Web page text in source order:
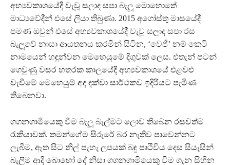
අභ්‍යවකාශයේදී වැවූ සලාද සපා බැලූ මොහොතේ
මාධ්‍යවේදීන් එසේ ලියා තිබුණා. 2015 අගෝස්තු මාසයේදී
පමණ ඔවුන් එසේ අභ්‍යවකාශයේදී වැවූ සලාද සපා රස
බැලූවේ නාසා ආයතනය කරමින් සිටින, ‘වෙජී’ නම් කෙටි
නාමයෙන් හඳුන්වන මෙහෙයුමේ දිගුවක් ලෙස. එතැන් පටන්
ගෙවුණු වසර හතරක කාලයේදී අභ්‍යවකාශයේ එළවළු
වැවීමේ මෙහෙයුම් අද දක්වා සාර්ථකව ඉදිරියට පැමිණ
තිබෙනවා.
ගගනගාමියෙකු වීම බැලූ බැල්මට ලොව තිබෙන රසවත්ම
රැකියාවක්. තමන්ගේම සිරුරේ බර නැතිව පාවෙන්නට
ලැබීම, ඈත සිට නිල් පැහැ ලපයක් බඳු පෘථිවිය දෙස සියැසින්
බැලීම ආදි බොහෝ දේ නිසා ගගනගාමියෙකු වීම ගැන සිහින